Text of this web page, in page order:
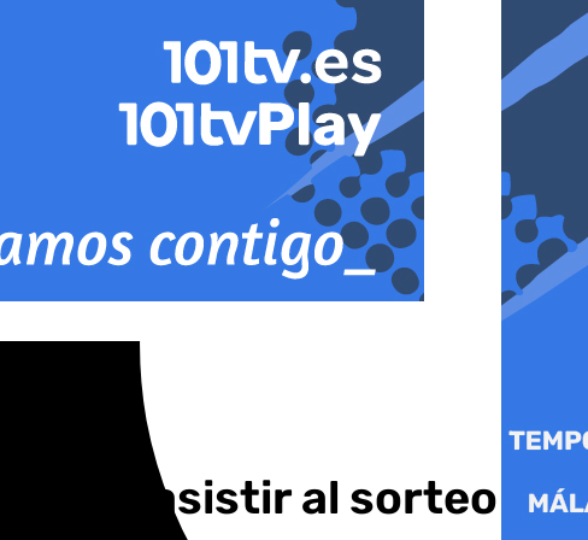
para asistir al sorteo de